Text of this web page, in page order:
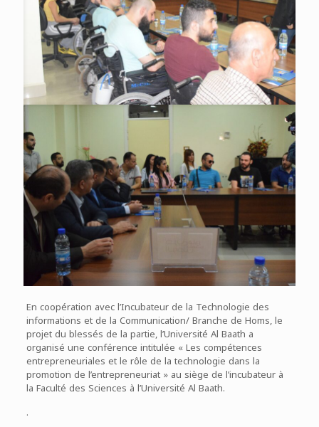
En coopération avec l’Incubateur de la Technologie des
informations et de la Communication/ Branche de Homs, le
projet du blessés de la partie, l’Université Al Baath a
organisé une conférence intitulée « Les compétences
entrepreneuriales et le rôle de la technologie dans la
promotion de l’entrepreneuriat » au siège de l’incubateur à
la Faculté des Sciences à l’Université Al Baath.
.